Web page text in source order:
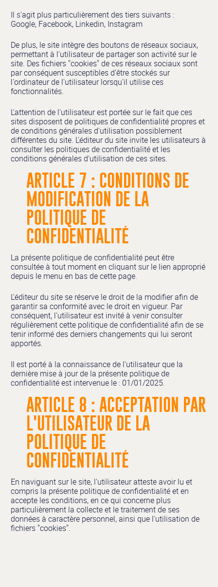
Il s'agit plus particulièrement des tiers suivants :
Google, Facebook, Linkedin, Instagram
De plus, le site intègre des boutons de réseaux sociaux,
permettant à l'utilisateur de partager son activité sur le
site. Des fichiers "cookies" de ces réseaux sociaux sont
par conséquent susceptibles d'être stockés sur
l'ordinateur de l'utilisateur lorsqu'il utilise ces
fonctionnalités.
L'attention de l'utilisateur est portée sur le fait que ces
sites disposent de politiques de confidentialité propres et
de conditions générales d'utilisation possiblement
différentes du site. L'éditeur du site invite les utilisateurs à
consulter les politiques de confidentialité et les
conditions générales d'utilisation de ces sites.
ARTICLE 7 : CONDITIONS DE
MODIFICATION DE LA
POLITIQUE DE
CONFIDENTIALITÉ
La présente politique de confidentialité peut être
consultée à tout moment en cliquant sur le lien approprié
depuis le menu en bas de cette page.
L'éditeur du site se réserve le droit de la modifier afin de
garantir sa conformité avec le droit en vigueur. Par
conséquent, l'utilisateur est invité à venir consulter
régulièrement cette politique de confidentialité afin de se
tenir informé des derniers changements qui lui seront
apportés.
Il est porté à la connaissance de l'utilisateur que la
dernière mise à jour de la présente politique de
confidentialité est intervenue le : 01/01/2025.
ARTICLE 8 : ACCEPTATION PAR
L'UTILISATEUR DE LA
POLITIQUE DE
CONFIDENTIALITÉ
En naviguant sur le site, l'utilisateur atteste avoir lu et
compris la présente politique de confidentialité et en
accepte les conditions, en ce qui concerne plus
particulièrement la collecte et le traitement de ses
données à caractère personnel, ainsi que l'utilisation de
fichiers "cookies".